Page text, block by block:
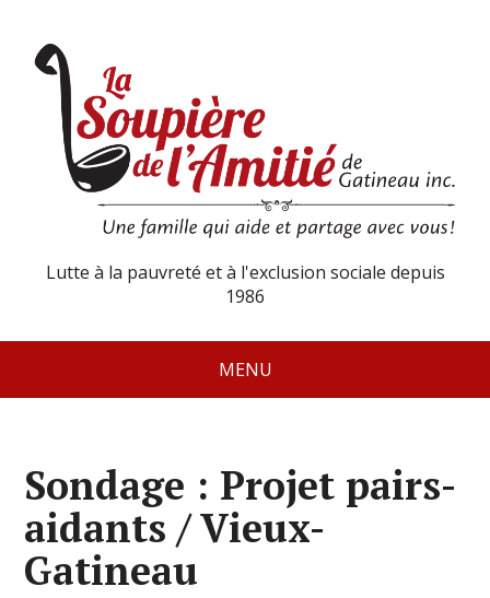
Lutte à la pauvreté et à l'exclusion sociale depuis
1986
MENU
Sondage : Projet pairs-
aidants / Vieux-
Gatineau